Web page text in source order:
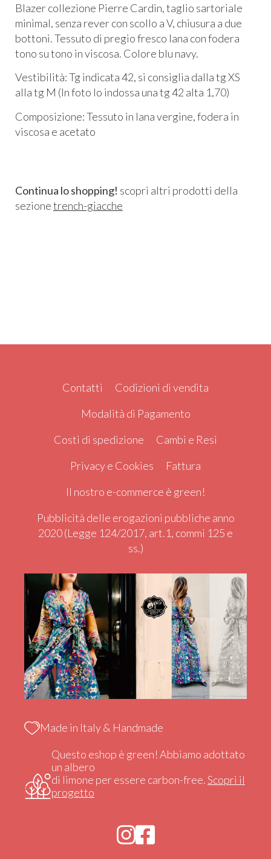
Blazer collezione Pierre Cardin, taglio sartoriale
minimal, senza rever con scollo a V, chiusura a due
bottoni. Tessuto di pregio fresco lana con fodera
tono su tono in viscosa. Colore blu navy.
Vestibilità: Tg indicata 42, si consiglia dalla tg XS
alla tg M (In foto lo indossa una tg 42 alta 1,70)
Composizione: Tessuto in lana vergine, fodera in
viscosa e acetato
Continua lo shopping! scopri altri prodotti della
sezionetrench-giacche
Contatti
Codizioni di vendita
Modalità di Pagamento
Costi di spedizione
Cambi e Resi
Privacy e Cookies
Fattura
Il nostro e-commerce è green!
Pubblicità delle erogazioni pubbliche anno
2020 (Legge 124/2017, art.1, commi 125 e
ss.)
Made in Italy & Handmade
Questo eshop è green! Abbiamo adottato
un albero
di limone per essere carbon-free.Scopri il
progetto